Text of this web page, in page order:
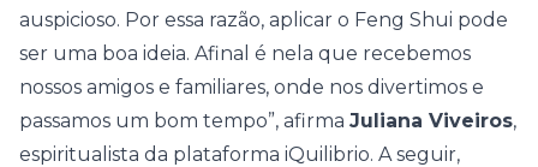
auspicioso. Por essa razão, aplicar o Feng Shui pode
ser uma boa ideia. Afinal é nela que recebemos
nossos amigos e familiares, onde nos divertimos e
passamos um bom tempo”, afirma Juliana Viveiros,
espiritualista da plataforma iQuilibrio. A seguir,